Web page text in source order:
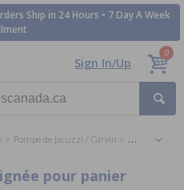
Ship in 24 Hours • 7 Day A Week
Sign In/Up
0
Pompe de Jacuzzi / Carvin Pièces pour la
pour panier